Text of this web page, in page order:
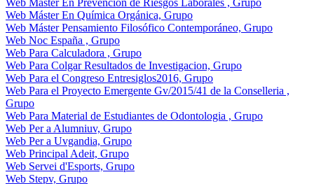
Web Máster En Química Orgánica, Grupo
Web Máster Pensamiento Filosófico Contemporáneo, Grupo
Web Noc España , Grupo
Web Para Calculadora , Grupo
Web Para Colgar Resultados de Investigacion, Grupo
Web Para el Congreso Entresiglos2016, Grupo
Web Para el Proyecto Emergente Gv/2015/41 de la Conselleria ,
Grupo
Web Para Material de Estudiantes de Odontologia , Grupo
Web Per a Alumniuv, Grupo
Web Per a Uvgandia, Grupo
Web Principal Adeit, Grupo
Web Servei d'Esports, Grupo
Web Stepv, Grupo